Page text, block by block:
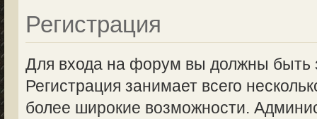
Регистрация
Для входа на форум вы должны быть
Регистрация занимает всего
более широкие возможности.